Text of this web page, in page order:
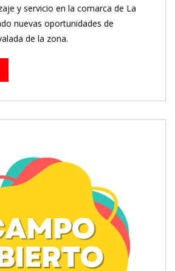
y servicio en la comarca de La
nuevas oportunidades de
de la zona.